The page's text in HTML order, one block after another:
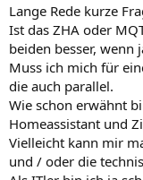
Lange Rede kurze
Ist das ZHA oder
beiden besser, wenn
Muss ich mich für
die auch parallel.
Wie schon erwähnt
Homeassistant und
Vielleicht kann mir
und / oder die